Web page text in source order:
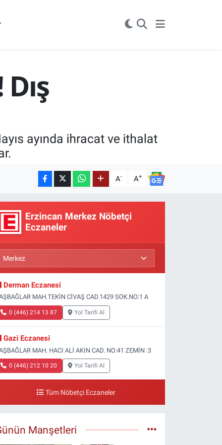
ayında ihracat ve ithalat
A- A+
Erzincan Merkez Nöbetçi
Eczaneler
Derman Eczanesi
MAH.TEKİN CİVAŞ CAD.1429 SOK.NO:1 A
0 (446) 214 13 87 Yol Tarifi Al
Gazi Eczanesi
MAH. HACI ALİ AKIN CAD. NO:41 ZEMİN :3
0 (446) 212 10 20 Yol Tarifi Al
Tüm Nöbetçi Eczaneler
Manşetleri